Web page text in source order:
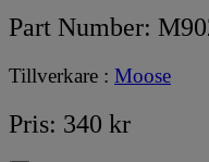
Part Number:
Tillverkare : Moose
Pris: 340 kr